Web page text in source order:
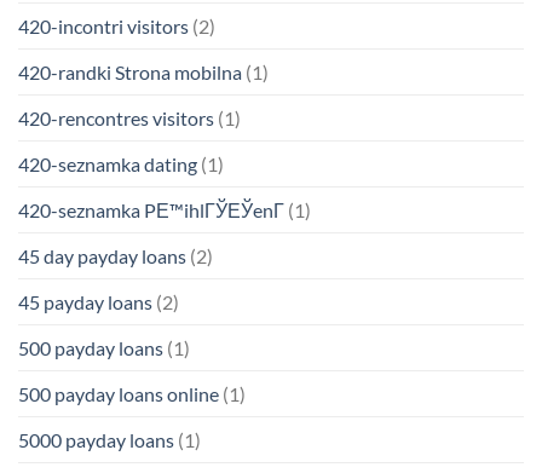
420-incontri visitors (2)
420-randki Strona mobilna (1)
420-rencontres visitors (1)
420-seznamka dating (1)
420-seznamka PЕ™ihlГЎЕЎenГ­ (1)
45 day payday loans (2)
45 payday loans (2)
500 payday loans (1)
500 payday loans online (1)
5000 payday loans (1)